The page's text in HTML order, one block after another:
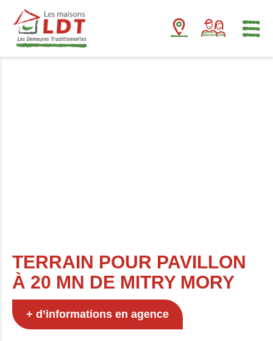
TERRAIN POUR PAVILLON
À 20 MN DE MITRY MORY
+ d’informations en agence